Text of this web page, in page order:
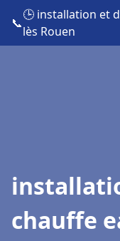
📞
🕒 installation et
lès Rouen
chauffe